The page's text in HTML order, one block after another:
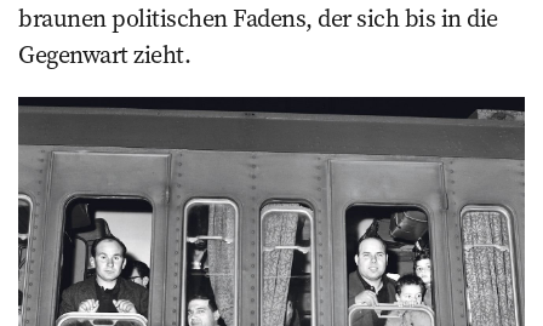
braunen politischen Fadens, der sich bis in die
Gegenwart zieht.